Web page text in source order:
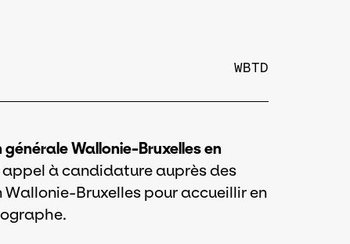
WBTD
Wallonie-Bruxelles en
à candidature auprès des
Bruxelles pour accueillir en